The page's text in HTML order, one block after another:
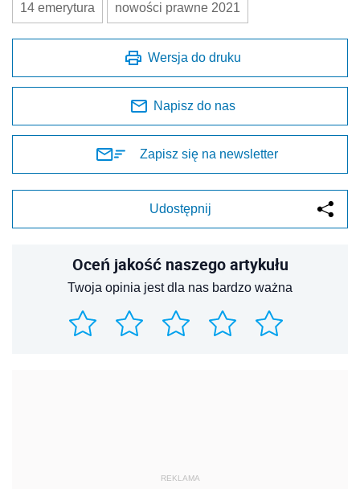
14 emerytura nowości prawne 2021
Wersja do druku
Napisz do nas
Zapisz się na newsletter
Udostępnij
Oceń jakość naszego artykułu
Twoja opinia jest dla nas bardzo ważna
REKLAMA